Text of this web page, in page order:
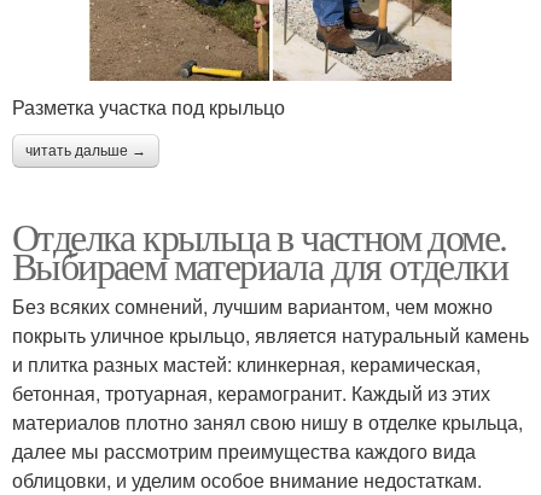
Разметка участка под крыльцо
читать дальше →
Отделка крыльца в частном доме.
Выбираем материала для отделки
Без всяких сомнений, лучшим вариантом, чем можно
покрыть уличное крыльцо, является натуральный камень
и плитка разных мастей: клинкерная, керамическая,
бетонная, тротуарная, керамогранит. Каждый из этих
материалов плотно занял свою нишу в отделке крыльца,
далее мы рассмотрим преимущества каждого вида
облицовки, и уделим особое внимание недостаткам.